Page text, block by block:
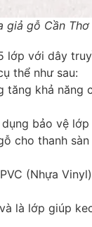
giả gỗ Cần Thơ
lớp với dây
thể như sau:
tăng khả năng
bảo vệ
cho thanh
(Nhựa
là lớp giúp